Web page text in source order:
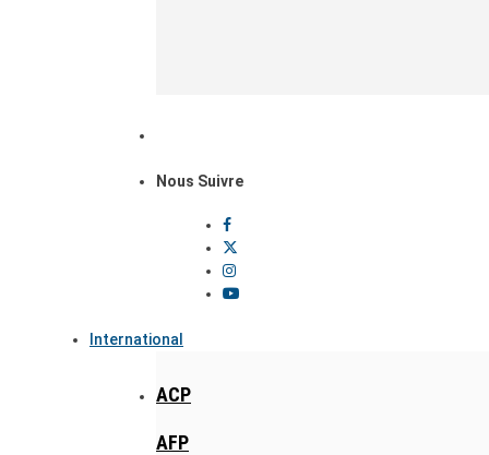
Nous Suivre
International
ACP
AFP